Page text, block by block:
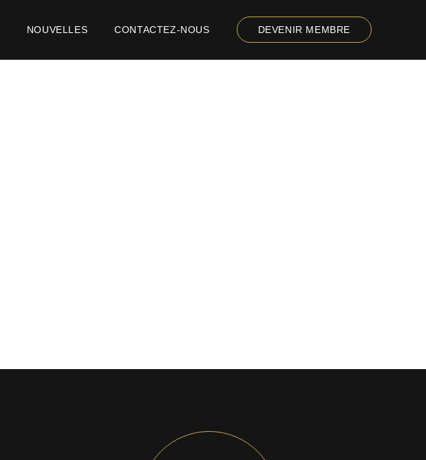
NOUVELLES CONTACTEZ-NOUS DEVENIR MEMBRE